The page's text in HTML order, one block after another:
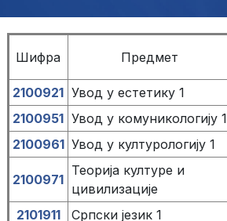
Шифра Предмет
2100921 Увод у естетику 1
2100951 Увод у комуникологију 1
2100961 Увод у културологију 1
2100971
Теорија културе и
цивилизације
2101911 Српски језик 1